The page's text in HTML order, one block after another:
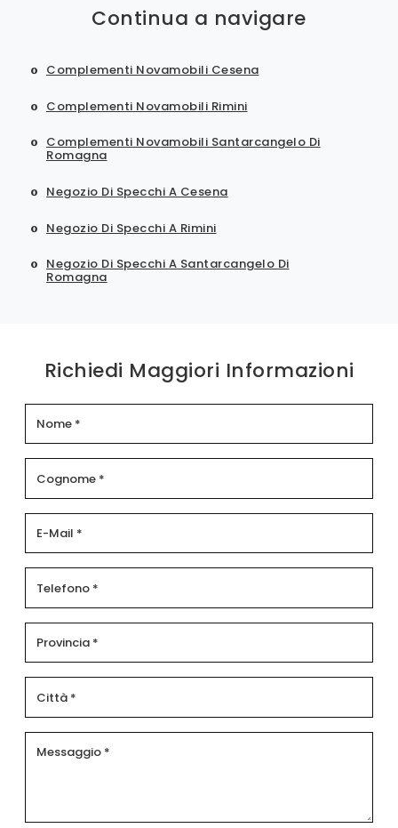
Continua a navigare
Complementi Novamobili Cesena
Complementi Novamobili Rimini
Complementi Novamobili Santarcangelo Di
Romagna
Negozio Di Specchi A Cesena
Negozio Di Specchi A Rimini
Negozio Di Specchi A Santarcangelo Di
Romagna
Richiedi Maggiori Informazioni